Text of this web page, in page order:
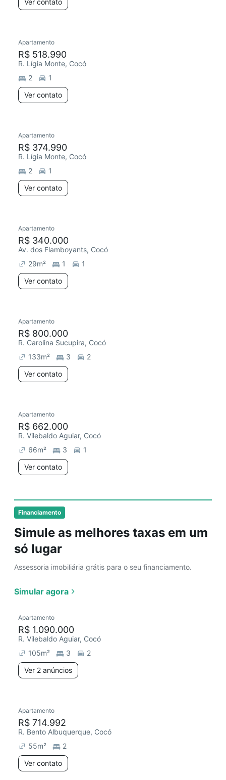
Financiamento
Simule as melhores taxas em um
só lugar
Assessoria imobiliária grátis para o seu financiamento.
Simular agora
Ver contato
Apartamento
R$ 518.990
R. Lígia Monte, Cocó
2
1
Ver contato
Apartamento
R$ 374.990
R. Lígia Monte, Cocó
2
1
Ver contato
Apartamento
R$ 340.000
Av. dos Flamboyants, Cocó
29m² 1
1
Ver contato
Apartamento
R$ 800.000
R. Carolina Sucupira, Cocó
133m² 3
2
Ver contato
Apartamento
R$ 662.000
R. Vilebaldo Aguiar, Cocó
66m² 3
1
Ver contato
Apartamento
R$ 1.090.000
R. Vilebaldo Aguiar, Cocó
105m² 3
2
Ver 2 anúncios
Apartamento
R$ 714.992
R. Bento Albuquerque, Cocó
55m²
2
Ver contato